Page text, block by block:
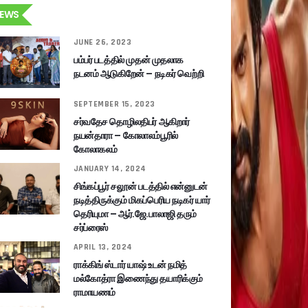
JUNE 26, 2023
பம்பர் படத்தில் முதன் முதலாக
நடனம் ஆடுகிறேன் – நடிகர் வெற்றி
SEPTEMBER 15, 2023
சர்வதேச தொழிலதிபர் ஆகிறார்
நயன்தாரா – கோலாலம்பூரில்
கோலாகலம்
JANUARY 14, 2024
சிங்கப்பூர் சலூன் படத்தில் என்னுடன்
நடித்திருக்கும் மிகப்பெரிய நடிகர் யார்
தெரியுமா – ஆர்.ஜே.பாலாஜி தரும்
சர்ப்ரைஸ்
APRIL 13, 2024
ராக்கிங் ஸ்டார் யாஷ் உடன் நமித்
மல்கோத்ரா இணைந்து தயாரிக்கும்
ராமாயணம்